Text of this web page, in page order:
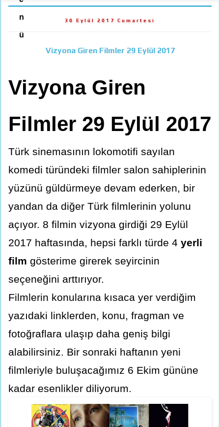
n
ü
30 Eylül 2017 Cumartesi
Vizyona Giren Filmler 29 Eylül 2017
Vizyona Giren
Filmler 29 Eylül 2017
Türk sinemasının lokomotifi sayılan
komedi türündeki filmler salon sahiplerinin
yüzünü güldürmeye devam ederken, bir
yandan da diğer Türk filmlerinin yolunu
açıyor. 8 filmin vizyona girdiği 29 Eylül
2017 haftasında, hepsi farklı türde 4 yerli
film gösterime girerek seyircinin
seçeneğini arttırıyor.
Filmlerin konularına kısaca yer verdiğim
yazıdaki linklerden, konu, fragman ve
fotoğraflara ulaşıp daha geniş bilgi
alabilirsiniz. Bir sonraki haftanın yeni
filmleriyle buluşacağımız 6 Ekim gününe
kadar esenlikler diliyorum.